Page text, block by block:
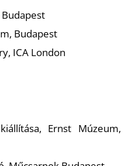
Budapest
ICA London
Ernst Múzeum,